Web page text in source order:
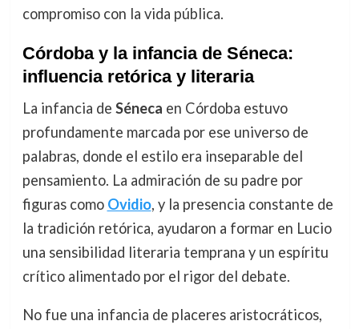
compromiso con la vida pública.
Córdoba y la infancia de Séneca:
influencia retórica y literaria
La infancia de Séneca en Córdoba estuvo
profundamente marcada por ese universo de
palabras, donde el estilo era inseparable del
pensamiento. La admiración de su padre por
figuras como Ovidio, y la presencia constante de
la tradición retórica, ayudaron a formar en Lucio
una sensibilidad literaria temprana y un espíritu
crítico alimentado por el rigor del debate.
No fue una infancia de placeres aristocráticos,